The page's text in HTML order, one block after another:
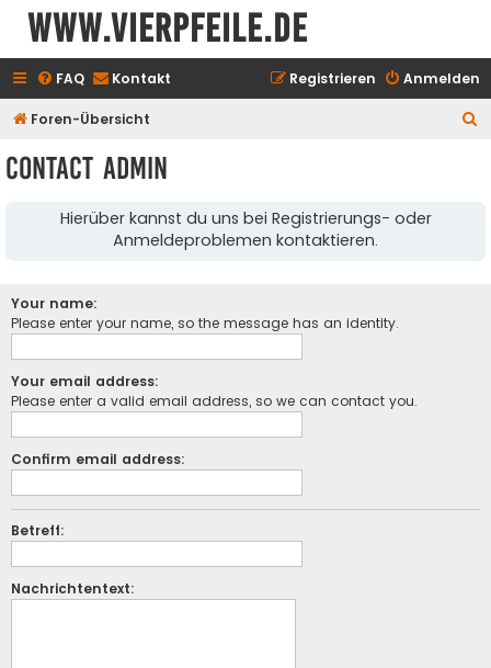
www.vierpfeile.de
FAQ Kontakt Anmelden
Registrieren
Foren-Übersicht
Contact Admin
Hierüber kannst du uns bei Registrierungs- oder
Anmeldeproblemen kontaktieren.
Your name:
Please enter your name, so the message has an identity.
Your email address:
Please enter a valid email address, so we can contact you.
Confirm email address:
Betreff:
Nachrichtentext: